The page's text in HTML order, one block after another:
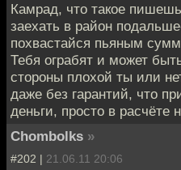
Камрад, что такое
заехать в район
похвастайся пьяным
Тебя ограбят и может
стороны плохой ты или
даже без гарантий, что
деньги, просто в расчёте
Chombolks »
#202 | 21.06.11 20:06